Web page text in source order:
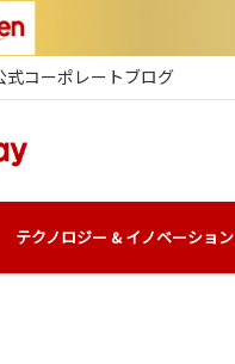
式コーポレートブログ
テクノロジー & イノベーション